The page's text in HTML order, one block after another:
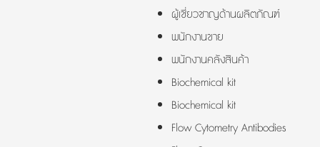
ผู้เชี่ยวชาญด้านผลิตภัณฑ์
พนักงานขาย
พนักงานคลังสินค้า
Biochemical kit
Biochemical kit
Flow Cytometry Antibodies